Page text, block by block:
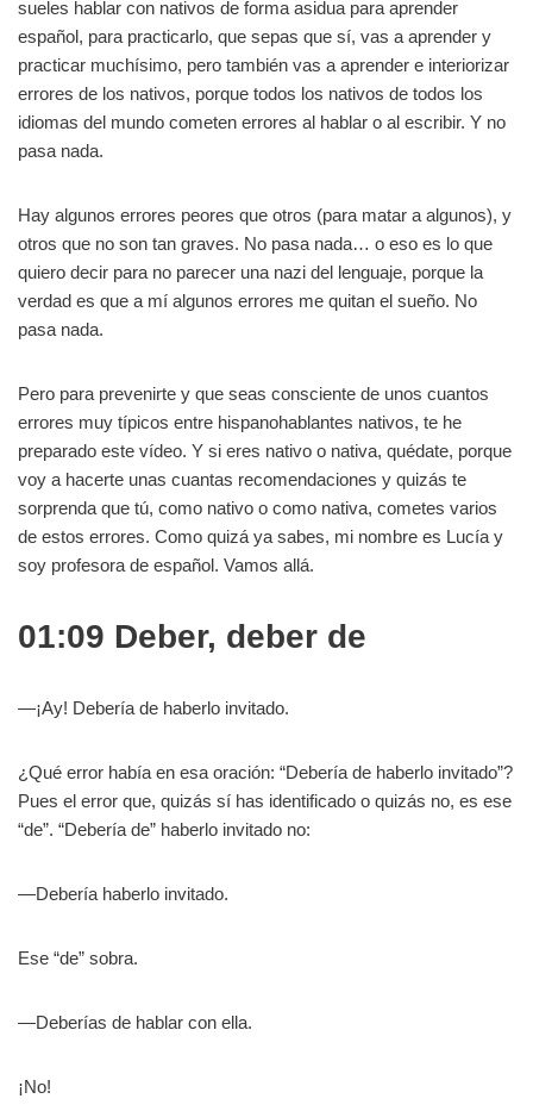
sueles hablar con nativos de forma asidua para aprender
español, para practicarlo, que sepas que sí, vas a aprender y
practicar muchísimo, pero también vas a aprender e interiorizar
errores de los nativos, porque todos los nativos de todos los
idiomas del mundo cometen errores al hablar o al escribir. Y no
pasa nada.
Hay algunos errores peores que otros (para matar a algunos), y
otros que no son tan graves. No pasa nada… o eso es lo que
quiero decir para no parecer una nazi del lenguaje, porque la
verdad es que a mí algunos errores me quitan el sueño. No
pasa nada.
Pero para prevenirte y que seas consciente de unos cuantos
errores muy típicos entre hispanohablantes nativos, te he
preparado este vídeo. Y si eres nativo o nativa, quédate, porque
voy a hacerte unas cuantas recomendaciones y quizás te
sorprenda que tú, como nativo o como nativa, cometes varios
de estos errores. Como quizá ya sabes, mi nombre es Lucía y
soy profesora de español. Vamos allá.
01:09 Deber, deber de
—¡Ay! Debería de haberlo invitado.
¿Qué error había en esa oración: “Debería de haberlo invitado”?
Pues el error que, quizás sí has identificado o quizás no, es ese
“de”. “Debería de” haberlo invitado no:
—Debería haberlo invitado.
Ese “de” sobra.
—Deberías de hablar con ella.
¡No!